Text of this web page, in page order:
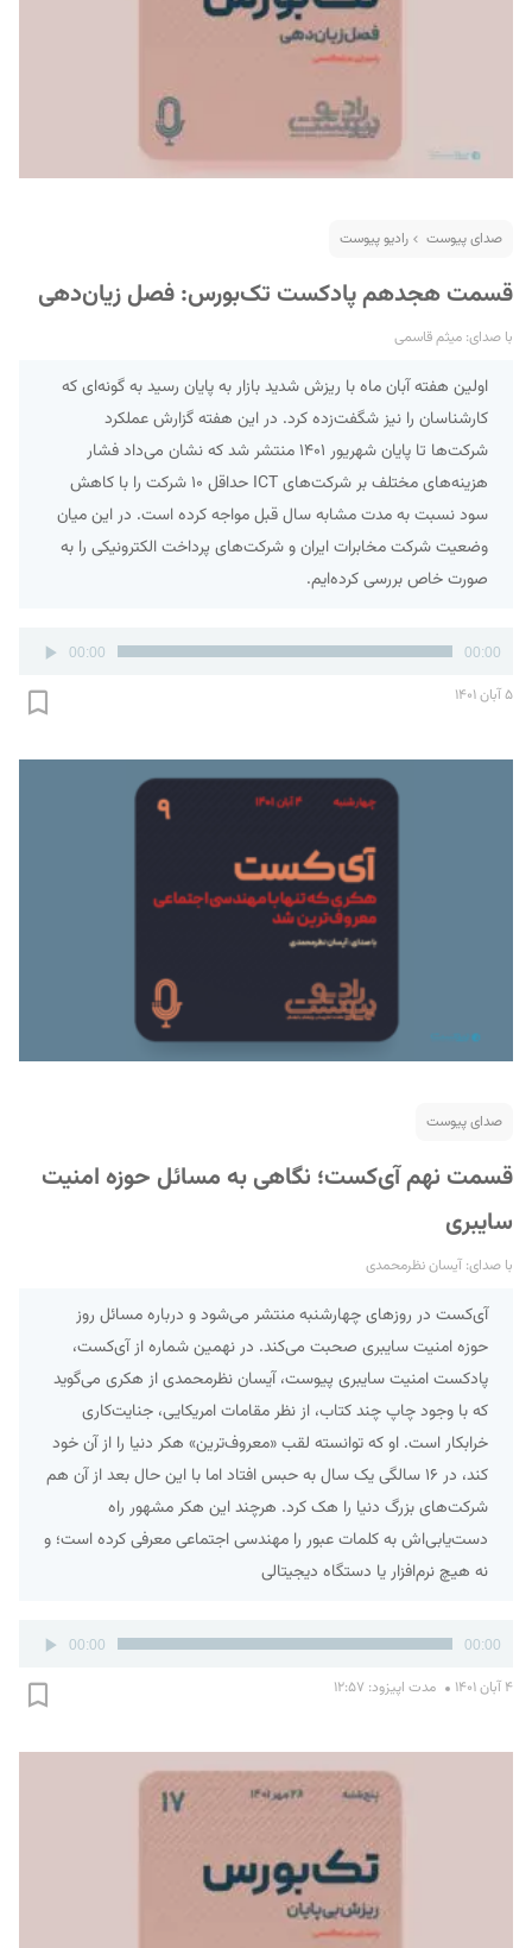
صدای پیوست رادیو پیوست
قسمت هجدهم پادکست تک‌بورس: فصل زیان‌دهی
با صدای: میثم قاسمی
اولین هفته آبان ماه با ریزش شدید بازار به پایان رسید به گونه‌ای که
کارشناسان را نیز شگفت‌زده کرد. در این هفته گزارش عملکرد
شرکت‌ها تا پایان شهریور ۱۴۰۱ منتشر شد که نشان می‌داد فشار
هزینه‌های مختلف بر شرکت‌های ICT حداقل ۱۰ شرکت را با کاهش
سود نسبت به مدت مشابه سال قبل مواجه کرده است. در این میان
وضعیت شرکت مخابرات ایران و شرکت‌های پرداخت الکترونیکی را به
صورت خاص بررسی کرده‌ایم.
پخش‌کننده
صوت
00:00 00:00
۵ آبان ۱۴۰۱
صدای پیوست
قسمت نهم آی‌کست؛ نگاهی به مسائل حوزه امنیت
سایبری
با صدای: آیسان نظرمحمدی
آی‌کست در روزهای چهارشنبه منتشر می‌شود و درباره مسائل روز
حوزه امنیت سایبری صحبت می‌کند. در نهمین شماره از آی‌کست،
پادکست امنیت سایبری پیوست، آیسان نظرمحمدی از هکری می‌گوید
که با وجود چاپ چند کتاب، از نظر مقامات امریکایی، جنایت‌کاری
خرابکار است. او که توانسته لقب «معروف‌ترین» هکر دنیا را از آن خود
کند، در ۱۶ سالگی یک سال به حبس افتاد اما با این حال بعد از آن هم
شرکت‌های بزرگ دنیا را هک کرد. هرچند این هکر مشهور راه
دست‌یابی‌اش به کلمات عبور را مهندسی اجتماعی معرفی کرده است؛ و
نه هیچ نرم‌افزار یا دستگاه دیجیتالی
پخش‌کننده
صوت
00:00 00:00
۴ آبان ۱۴۰۱ مدت اپیزود: ۱۲:۵۷